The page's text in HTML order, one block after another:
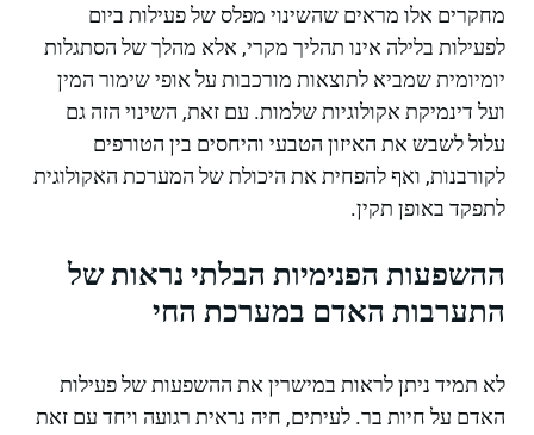
מחקרים אלו מראים שהשינוי מפלס של פעילות ביום
לפעילות בלילה אינו תהליך מקרי, אלא מהלך של הסתגלות
יומיומית שמביא לתוצאות מורכבות על אופי שימור המין
ועל דינמיקת אקולוגיות שלמות. עם זאת, השינוי הזה גם
עלול לשבש את האיזון הטבעי והיחסים בין הטורפים
לקורבנות, ואף להפחית את היכולת של המערכת האקולוגית
לתפקד באופן תקין.
ההשפעות הפנימיות הבלתי נראות של
התערבות האדם במערכת החי
לא תמיד ניתן לראות במישרין את ההשפעות של פעילות
האדם על חיות בר. לעיתים, חיה נראית רגועה ויחד עם זאת